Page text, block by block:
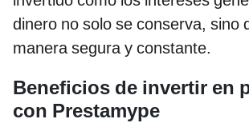
dinero no solo se conserva, sino
manera segura y constante.
Beneficios de invertir en
con Prestamype